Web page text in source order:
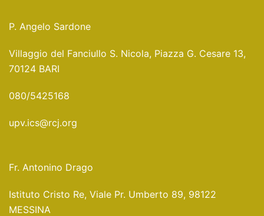
P. Angelo Sardone
Villaggio del Fanciullo S. Nicola, Piazza G. Cesare 13,
70124 BARI
080/5425168
upv.ics@rcj.org
Fr. Antonino Drago
Istituto Cristo Re, Viale Pr. Umberto 89, 98122
MESSINA